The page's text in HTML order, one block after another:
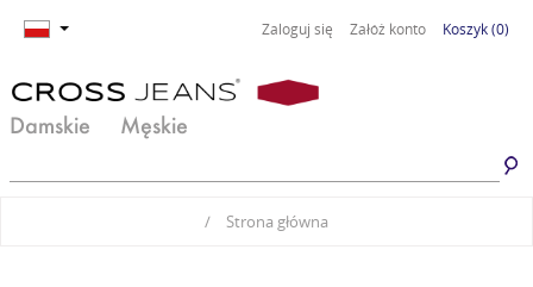
Zaloguj się Załóż konto Koszyk(0)
Damskie Męskie
Jeansy damskie
Jeansy męskie
/ Strona główna